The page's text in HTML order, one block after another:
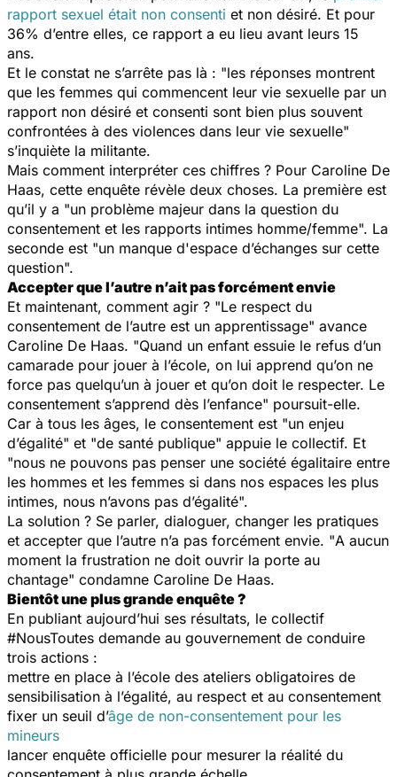
rapport sexuel était non consenti et non désiré. Et pour
36% d’entre elles, ce rapport a eu lieu avant leurs 15
ans.
Et le constat ne s’arrête pas là : "les réponses montrent
que les femmes qui commencent leur vie sexuelle par un
rapport non désiré et consenti sont bien plus souvent
confrontées à des violences dans leur vie sexuelle"
s’inquiète la militante.
Mais comment interpréter ces chiffres ? Pour Caroline De
Haas, cette enquête révèle deux choses. La première est
qu’il y a "un problème majeur dans la question du
consentement et les rapports intimes homme/femme". La
seconde est "un manque d'espace d’échanges sur cette
question".
Accepter que l’autre n’ait pas forcément envie
Et maintenant, comment agir ? "Le respect du
consentement de l’autre est un apprentissage" avance
Caroline De Haas. "Quand un enfant essuie le refus d’un
camarade pour jouer à l’école, on lui apprend qu’on ne
force pas quelqu’un à jouer et qu’on doit le respecter. Le
consentement s’apprend dès l’enfance" poursuit-elle.
Car à tous les âges, le consentement est "un enjeu
d’égalité" et "de santé publique" appuie le collectif. Et
"nous ne pouvons pas penser une société égalitaire entre
les hommes et les femmes si dans nos espaces les plus
intimes, nous n’avons pas d’égalité".
La solution ? Se parler, dialoguer, changer les pratiques
et accepter que l’autre n’a pas forcément envie. "A aucun
moment la frustration ne doit ouvrir la porte au
chantage" condamne Caroline De Haas.
Bientôt une plus grande enquête ?
En publiant aujourd’hui ses résultats, le collectif
#NousToutes demande au gouvernement de conduire
trois actions :
mettre en place à l’école des ateliers obligatoires de
sensibilisation à l’égalité, au respect et au consentement
fixer un seuil d’âge de non-consentement pour les
mineurs
lancer enquête officielle pour mesurer la réalité du